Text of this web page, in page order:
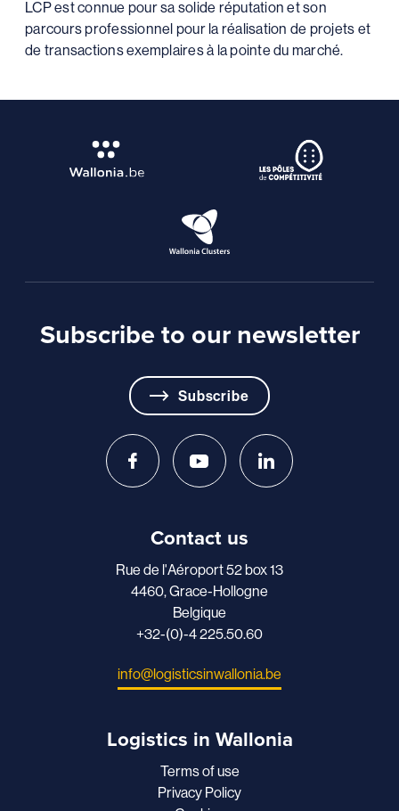
LCP est connue pour sa solide réputation et son
parcours professionnel pour la réalisation de projets et
de transactions exemplaires à la pointe du marché.
Subscribe to our newsletter
Subscribe
Contact us
Rue de l'Aéroport 52 box 13
4460, Grace-Hollogne
Belgique
+32-(0)-4 225.50.60
info@logisticsinwallonia.be
Logistics in Wallonia
Terms of use
Privacy Policy